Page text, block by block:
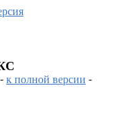
-к полной версии -